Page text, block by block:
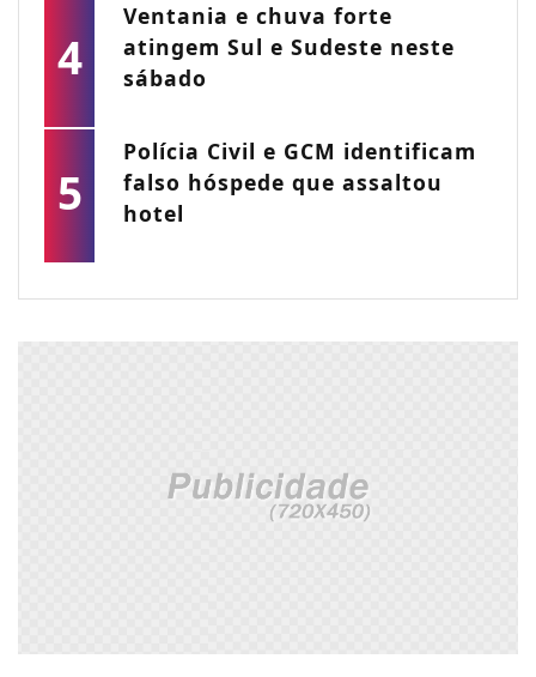
4
Ventania e chuva forte
atingem Sul e Sudeste neste
sábado
5
Polícia Civil e GCM identificam
falso hóspede que assaltou
hotel